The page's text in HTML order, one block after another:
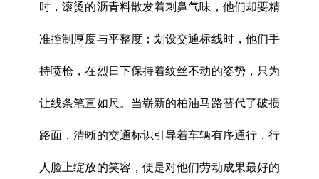
时，滚烫的沥青料散发着刺鼻气味，他们却要精
准控制厚度与平整度；划设交通标线时，他们手
持喷枪，在烈日下保持着纹丝不动的姿势，只为
让线条笔直如尺。当崭新的柏油马路替代了破损
路面，清晰的交通标识引导着车辆有序通行，行
人脸上绽放的笑容，便是对他们劳动成果最好的